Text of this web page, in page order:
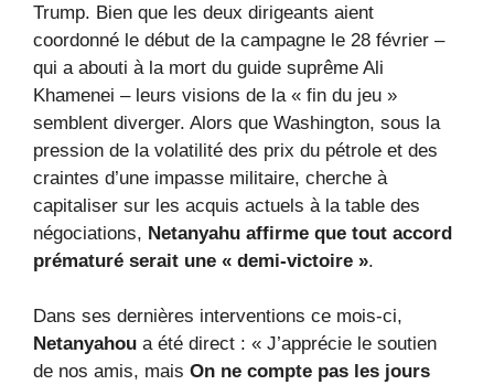
Trump. Bien que les deux dirigeants aient
coordonné le début de la campagne le 28 février –
qui a abouti à la mort du guide suprême Ali
Khamenei – leurs visions de la « fin du jeu »
semblent diverger. Alors que Washington, sous la
pression de la volatilité des prix du pétrole et des
craintes d’une impasse militaire, cherche à
capitaliser sur les acquis actuels à la table des
négociations, Netanyahu affirme que tout accord
prématuré serait une « demi-victoire ».
Dans ses dernières interventions ce mois-ci,
Netanyahou a été direct : « J’apprécie le soutien
de nos amis, mais On ne compte pas les jours